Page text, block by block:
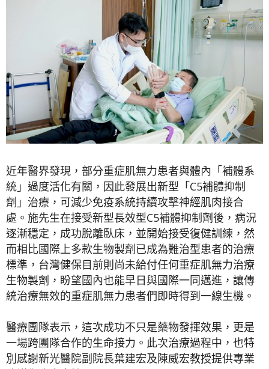
近年醫界發現，部分重症肌無力患者與體內「補體系
統」過度活化有關，因此發展出新型「C5補體抑制
劑」治療，可減少免疫系統持續攻擊神經肌肉接合
處。施先生在接受新型長效型C5補體抑制劑後，病況
逐漸穩定，成功脫離臥床，並開始接受復健訓練，然
而相比國際上多款生物製劑已成為難治型患者的治療
標準，台灣健保目前則尚未給付任何重症肌無力治療
生物製劑，盼望國內也能早日與國際一同邁進，讓傳
統治療無效的重症肌無力患者們即時得到一線生機。
醫療團隊表示，這次成功不只是藥物發揮效果，更是
一場跨團隊合作的生命接力。此次治療過程中，也特
別感謝新光醫院副院長葉建宏及陳威宏教授提供專業